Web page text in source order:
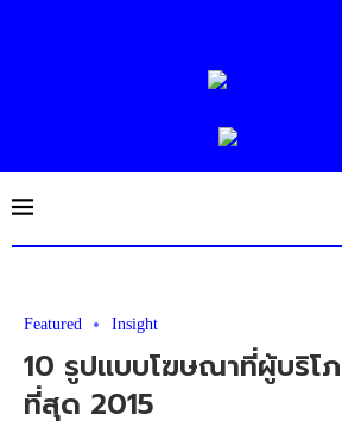
Featured Insight
10 รูปแบบโฆษณาที่ผู้บริโ
ที่สุด 2015